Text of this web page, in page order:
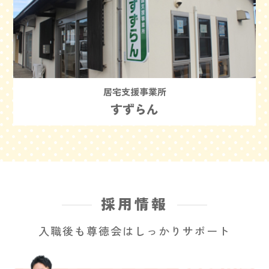
居宅支援事業所
すずらん
採用情報
入職後も尊徳会はしっかりサポート